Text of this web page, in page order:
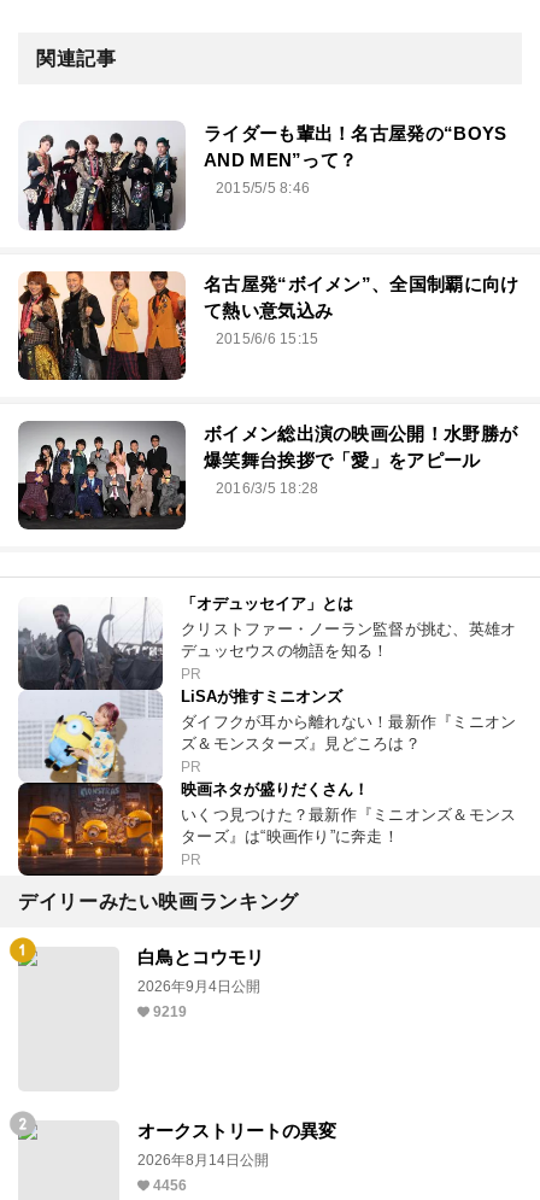
関連記事
ライダーも輩出！名古屋発の“BOYS
AND MEN”って？
2015/5/5 8:46
名古屋発“ボイメン”、全国制覇に向け
て熱い意気込み
2015/6/6 15:15
ボイメン総出演の映画公開！水野勝が
爆笑舞台挨拶で「愛」をアピール
2016/3/5 18:28
「オデュッセイア」とは
クリストファー・ノーラン監督が挑む、英雄オ
デュッセウスの物語を知る！
PR
LiSAが推すミニオンズ
ダイフクが耳から離れない！最新作『ミニオン
ズ＆モンスターズ』見どころは？
PR
映画ネタが盛りだくさん！
いくつ見つけた？最新作『ミニオンズ＆モンス
ターズ』は“映画作り”に奔走！
PR
デイリーみたい映画ランキング
白鳥とコウモリ
2026年9月4日公開
9219
オークストリートの異変
2026年8月14日公開
4456